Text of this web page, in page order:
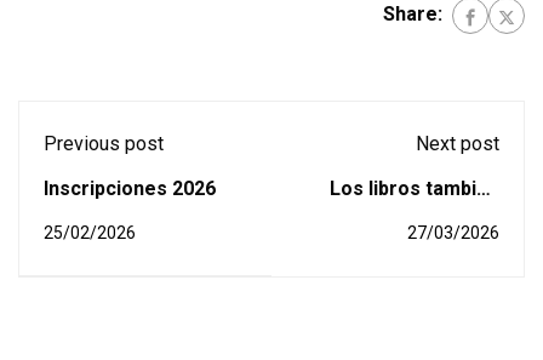
Share:
Previous post
Inscripciones 2026
25/02/2026
Next post
Los libros también
27/03/2026